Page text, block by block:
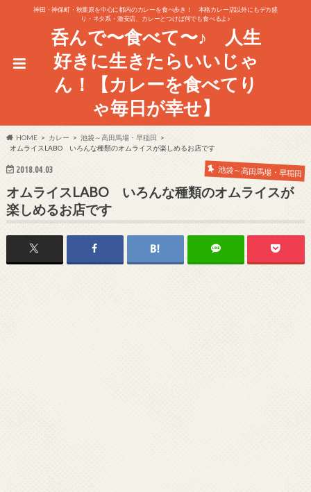
神田・神保町・秋葉原を中心に都内のカレーを食べ歩き！ 本格カレー店以外にもデカ盛
り・ネタ系・激安店、カレーとつけば何でも食べるよ♪
呑んで〜食べて〜♪ 人生
好きに生きたらいいじゃ
ん！【カレーを食べてり
ゃ毎日が幸せ】
HOME カレー
池袋～高田馬場・早稲田
オムライスLABO いろんな種類のオムライスが楽しめるお店です
2018.04.03 池袋～高田馬場・早稲田
オムライスLABO いろんな種類のオムライスが
楽しめるお店です